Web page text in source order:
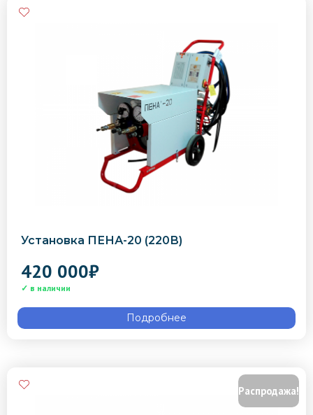
Установка ПЕНА-20 (220В)
420 000₽
Подробнее
Распродажа!